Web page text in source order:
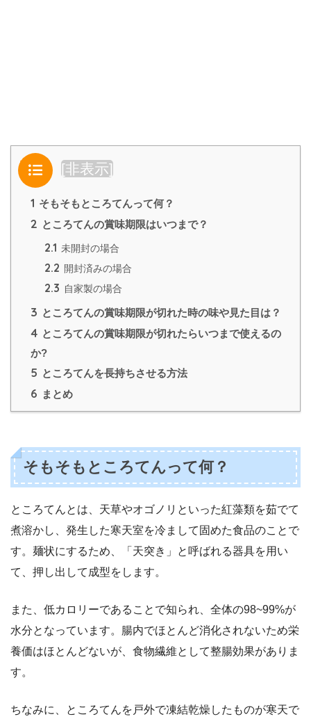
目次 [非表示]
1 そもそもところてんって何？
2 ところてんの賞味期限はいつまで？
2.1 未開封の場合
2.2 開封済みの場合
2.3 自家製の場合
3 ところてんの賞味期限が切れた時の味や見た目は？
4 ところてんの賞味期限が切れたらいつまで使えるの
か?
5 ところてんを長持ちさせる方法
6 まとめ
そもそもところてんって何？
ところてんとは、天草やオゴノリといった紅藻類を茹でて
煮溶かし、発生した寒天室を冷まして固めた食品のことで
す。麺状にするため、「天突き」と呼ばれる器具を用い
て、押し出して成型をします。
また、低カロリーであることで知られ、全体の98~99%が
水分となっています。腸内でほとんど消化されないため栄
養価はほとんどないが、食物繊維として整腸効果がありま
す。
ちなみに、ところてんを戸外で凍結乾燥したものが寒天で